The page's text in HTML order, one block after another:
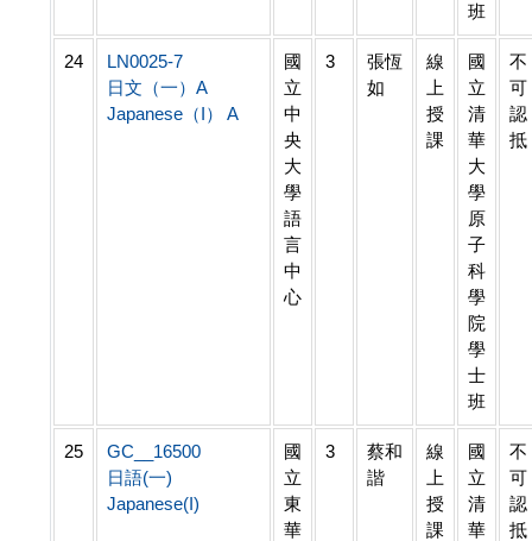
班
24
LN0025-7
日文（一）A
Japanese（I） A
國
立
中
央
大
學
語
言
中
心
3
張恆
如
線
上
授
課
國
立
清
華
大
學
原
子
科
學
院
學
士
班
不
可
認
抵
25
GC__16500
日語(一)
Japanese(I)
國
立
東
華
3
蔡和
諧
線
上
授
課
國
立
清
華
不
可
認
抵